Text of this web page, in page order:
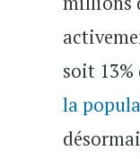
soit 13%
la